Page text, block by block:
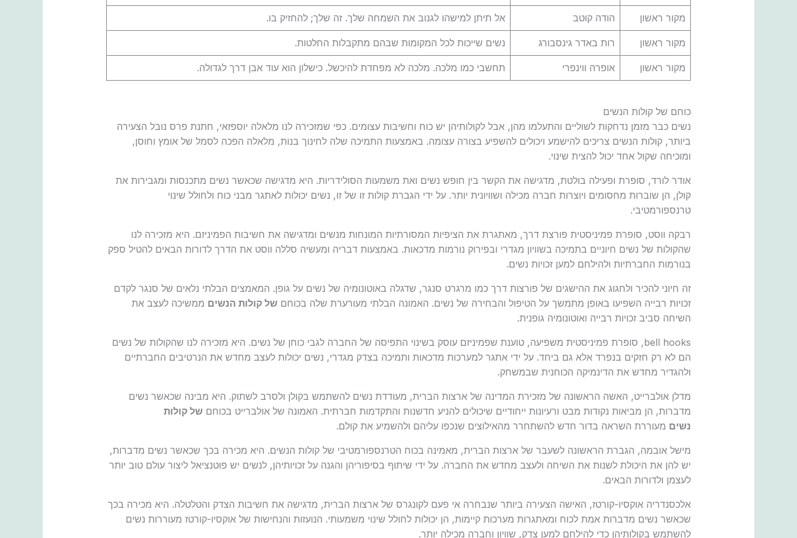
מקור ראשון הודה קוטב אל תיתן למישהו לגנוב את השמחה שלך. זה שלך; להחזיק בו.
מקור ראשון רות באדר גינסבורג נשים שייכות לכל המקומות שבהם מתקבלות החלטות.
מקור ראשון אופרה ווינפרי תחשבי כמו מלכה. מלכה לא מפחדת להיכשל. כישלון הוא עוד אבן דרך לגדולה.
כוחם של קולות הנשים
נשים כבר מזמן נדחקות לשוליים והתעלמו מהן, אבל לקולותיהן יש כוח וחשיבות עצומים. כפי שמזכירה לנו מלאלה יוספזאי, חתנת פרס נובל הצעירה
ביותר, קולות הנשים צריכים להישמע ויכולים להשפיע בצורה עצומה. באמצעות התמיכה שלה לחינוך בנות, מלאלה הפכה לסמל של אומץ וחוסן,
ומוכיחה שקול אחד יכול להצית שינוי.
אודר לורד, סופרת ופעילה בולטת, מדגישה את הקשר בין חופש נשים ואת משמעות הסולידריות. היא מדגישה שכאשר נשים מתכנסות ומגבירות את
קולן, הן שוברות מחסומים ויוצרות חברה מכילה ושוויונית יותר. על ידי הגברת קולות זו של זו, נשים יכולות לאתגר מבני כוח ולחולל שינוי
טרנספורמטיבי.
רבקה ווסט, סופרת פמיניסטית פורצת דרך, מאתגרת את הציפיות המסורתיות המונחות מנשים ומדגישה את חשיבות הפמיניזם. היא מזכירה לנו
שהקולות של נשים חיוניים בתמיכה בשוויון מגדרי ובפירוק נורמות מדכאות. באמצעות דבריה ומעשיה סללה ווסט את הדרך לדורות הבאים להטיל ספק
בנורמות החברתיות ולהילחם למען זכויות נשים.
זה חיוני להכיר ולחגוג את ההישגים של פורצות דרך כמו מרגרט סנגר, שדגלה באוטונומיה של נשים על גופן. המאמצים הבלתי נלאים של סנגר לקדם
זכויות רבייה השפיעו באופן מתמשך על הטיפול והבחירה של נשים. האמונה הבלתי מעורערת שלה בכוחם של קולות הנשים ממשיכה לעצב את
השיחה סביב זכויות רבייה ואוטונומיה גופנית.
bell hooks, סופרת פמיניסטית משפיעה, טוענת שפמיניזם עוסק בשינוי התפיסה של החברה לגבי כוחן של נשים. היא מזכירה לנו שהקולות של נשים
הם לא רק חזקים בנפרד אלא גם ביחד. על ידי אתגר למערכות מדכאות ותמיכה בצדק מגדרי, נשים יכולות לעצב מחדש את הנרטיבים החברתיים
ולהגדיר מחדש את הדינמיקה הכוחנית שבמשחק.
מדלן אולברייט, האשה הראשונה של מזכירת המדינה של ארצות הברית, מעודדת נשים להשתמש בקולן ולסרב לשתוק. היא מבינה שכאשר נשים
מדברות, הן מביאות נקודות מבט ורעיונות ייחודיים שיכולים להניע חדשנות והתקדמות חברתית. האמונה של אולברייט בכוחם של קולות
נשים מעוררת השראה בדור חדש להשתחרר מהאילוצים שנכפו עליהם ולהשמיע את קולם.
מישל אובמה, הגברת הראשונה לשעבר של ארצות הברית, מאמינה בכוח הטרנספורמטיבי של קולות הנשים. היא מכירה בכך שכאשר נשים מדברות,
יש להן את היכולת לשנות את השיחה ולעצב מחדש את החברה. על ידי שיתוף בסיפוריהן והגנה על זכויותיהן, לנשים יש פוטנציאל ליצור עולם טוב יותר
לעצמן ולדורות הבאים.
אלכסנדריה אוקסיו-קורטז, האישה הצעירה ביותר שנבחרה אי פעם לקונגרס של ארצות הברית, מדגישה את חשיבות הצדק והטלטלה. היא מכירה בכך
שכאשר נשים מדברות אמת לכוח ומאתגרות מערכות קיימות, הן יכולות לחולל שינוי משמעותי. הנועזות והנחישות של אוקסיו-קורטז מעוררות נשים
להשתמש בקולותיהן כדי להילחם למען צדק, שוויון וחברה מכילה יותר.